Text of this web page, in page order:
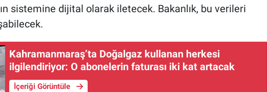
sistemine dijital olarak iletecek. Bakanlık, bu verileri
Kahramanmaraş’ta Doğalgaz kullanan herkesi
ilgilendiriyor: O abonelerin faturası iki kat artacak
İçeriği Görüntüle